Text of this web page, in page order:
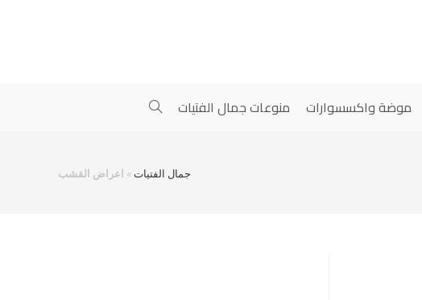
موضة واكسسوارات منوعات جمال الفتيات
جمال الفتيات» اعراض القشب